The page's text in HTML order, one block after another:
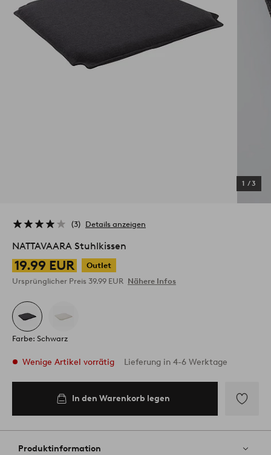
1 /3
3 Details anzeigen
NATTAVAARA Stuhlkissen
19.99 EUR
Outlet
Ursprünglicher Preis 39.99 EUR Nähere Infos
Farbe: Schwarz
Wenige Artikel vorrätig Lieferung in 4-6 Werktage
In den Warenkorb legen
Favoriten
Produktinformation